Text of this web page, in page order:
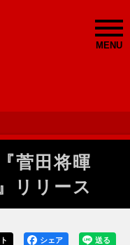
MENU
菅田将暉
リリース
送る
シェア